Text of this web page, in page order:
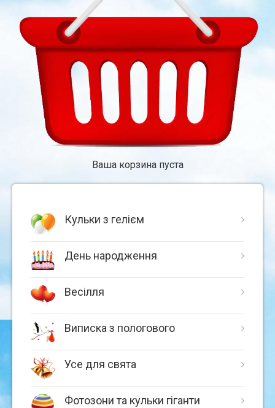
Ваша корзина пуста
Кульки з гелієм
День народження
Весілля
Виписка з пологового
Усе для свята
Фотозони та кульки гіганти